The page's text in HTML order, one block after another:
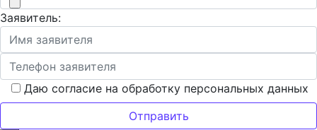
Заявитель:
Даю согласие на обработку персональных данных